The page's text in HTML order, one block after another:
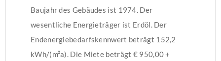
Baujahr des Gebäudes ist 1974. Der
wesentliche Energieträger ist Erdöl. Der
Endenergiebedarfskennwert beträgt 152,2
kWh/(m²a). Die Miete beträgt € 950,00 +